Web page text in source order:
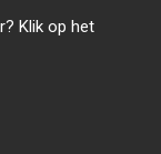
Klik op het